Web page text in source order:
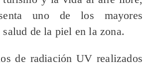
uno de los mayores
de la piel en la zona.
de radiación UV realizados